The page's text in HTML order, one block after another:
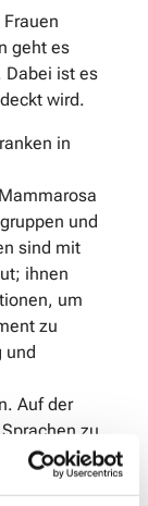
geht es
Dabei ist es
wird.
in
und
sind mit
ihnen
um
zu
und
Auf der
zu
und